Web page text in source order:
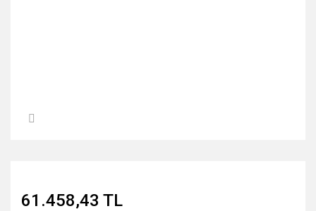
61.458,43 TL